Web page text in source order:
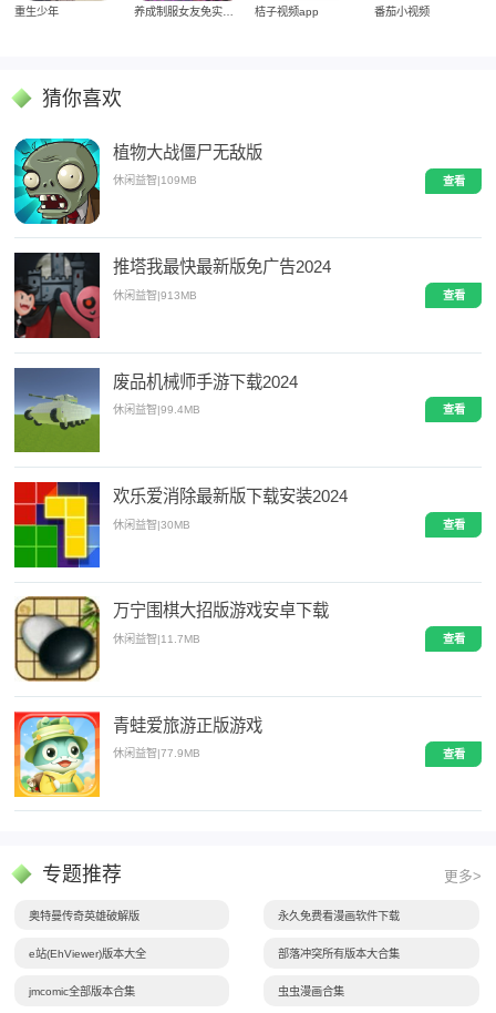
重生少年 桔子视频app 番茄小视频
猜你喜欢
植物大战僵尸无敌版
休闲益智 109MB 查看
推塔我最快最新版免广告2024
休闲益智|913MB 查看
废品机械师手游下载2024
休闲益智|99.4MB 查看
欢乐爱消除最新版下载安装2024
休闲益智|30MB 查看
万宁围棋大招版游戏安卓下载
休闲益智|11.7MB 查看
青蛙爱旅游正版游戏
休闲益智|77.9MB 查看
专题推荐 更多>
奥特曼传奇英雄破解版 永久免费看漫画软件下载
e站(EhViewer)版本大全 部落冲突所有版本大合集
jmcomic全部版本合集 虫虫漫画合集